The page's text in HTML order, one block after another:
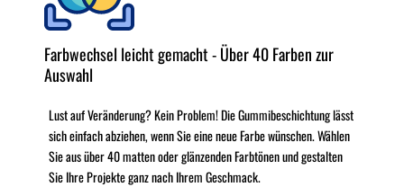
Farbwechsel leicht gemacht - Über 40 Farben zur
Auswahl
Lust auf Veränderung? Kein Problem! Die Gummibeschichtung lässt
sich einfach abziehen, wenn Sie eine neue Farbe wünschen. Wählen
Sie aus über 40 matten oder glänzenden Farbtönen und gestalten
Sie Ihre Projekte ganz nach Ihrem Geschmack.